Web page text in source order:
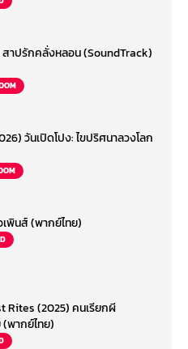
าปรักคลั่งหลอน (SoundTrack)
วันเปิดโปง: ไขปริศนาลวงโลก
เพินส์ (พากย์ไทย)
Rites (2025) คนเรียกผี
พากย์ไทย)